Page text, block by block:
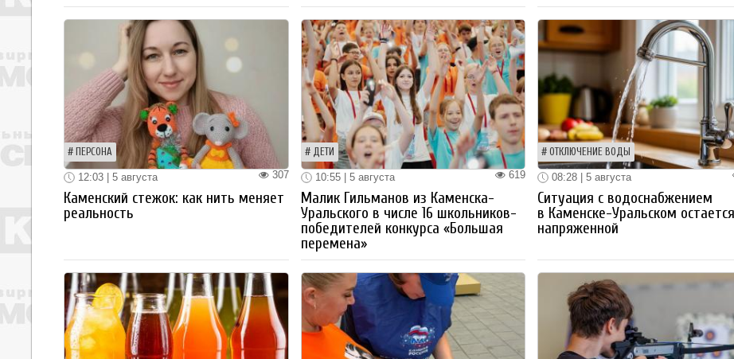
ПЕРСОНА
307
12:03 | 5 августа
Каменский стежок: как нить меняет
реальность
ДЕТИ
619
10:55 | 5 августа
Малик Гильманов из Каменска-
Уральского в числе 16 школьников-
победителей конкурса «Большая
перемена»
ОТКЛЮЧЕНИЕ ВОДЫ
08:28 | 5 августа
Ситуация с водоснабжением
в Каменске-Уральском остается
напряженной